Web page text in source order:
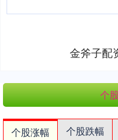
金斧子配
个
个股涨幅 个股跌幅